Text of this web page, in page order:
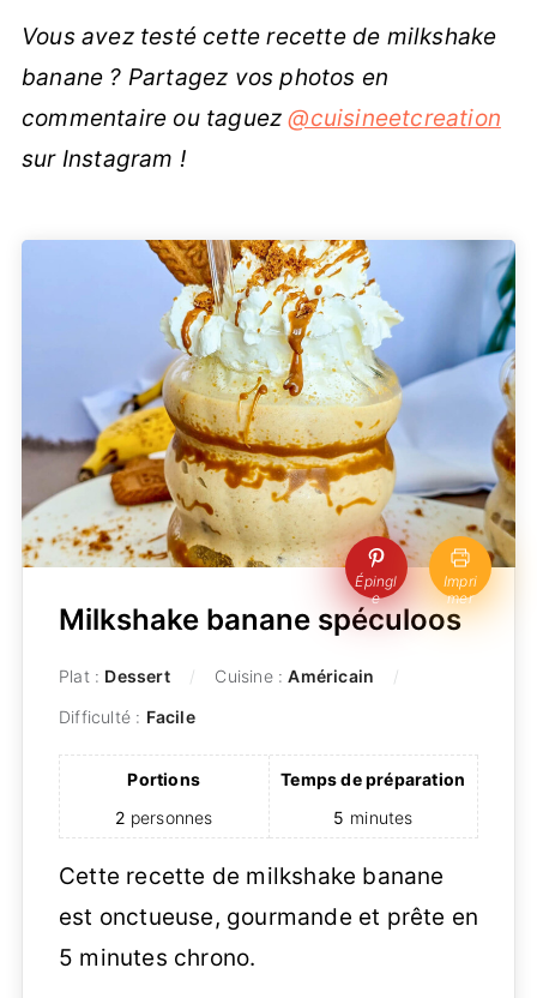
Vous avez testé cette recette de milkshake
banane ? Partagez vos photos en
commentaire ou taguez@cuisineetcreation
sur Instagram !
Épingl
e
Impri
mer
Milkshake banane spéculoos
Plat : Dessert Cuisine :Américain
Difficulté : Facile
Portions
2 personnes
Temps de préparation
5 minutes
Cette recette de milkshake banane
est onctueuse, gourmande et prête en
5 minutes chrono.